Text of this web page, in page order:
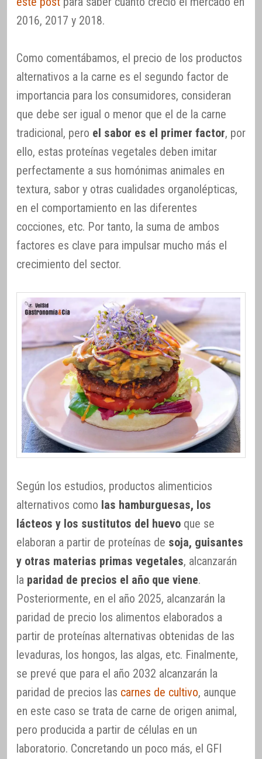
2016, 2017 y 2018.
Como comentábamos, el precio de los productos
alternativos a la carne es el segundo factor de
importancia para los consumidores, consideran
que debe ser igual o menor que el de la carne
tradicional, pero el sabor es el primer factor, por
ello, estas proteínas vegetales deben imitar
perfectamente a sus homónimas animales en
textura, sabor y otras cualidades organolépticas,
en el comportamiento en las diferentes
cocciones, etc. Por tanto, la suma de ambos
factores es clave para impulsar mucho más el
crecimiento del sector.
Según los estudios, productos alimenticios
alternativos como las hamburguesas, los
lácteos y los sustitutos del huevo que se
elaboran a partir de proteínas de soja, guisantes
y otras materias primas vegetales, alcanzarán
la paridad de precios el año que viene.
Posteriormente, en el año 2025, alcanzarán la
paridad de precio los alimentos elaborados a
partir de proteínas alternativas obtenidas de las
levaduras, los hongos, las algas, etc. Finalmente,
se prevé que para el año 2032 alcanzarán la
paridad de precios las carnes de cultivo, aunque
en este caso se trata de carne de origen animal,
pero producida a partir de células en un
laboratorio. Concretando un poco más, el GFI